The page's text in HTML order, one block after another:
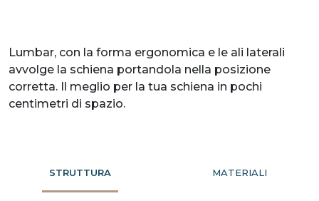
Lumbar, con la forma ergonomica e le ali laterali
avvolge la schiena portandola nella posizione
corretta. Il meglio per la tua schiena in pochi
centimetri di spazio.
STRUTTURA MATERIALI